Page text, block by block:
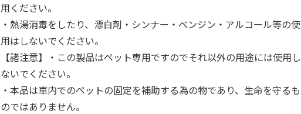
用ください。
・熱湯消毒をしたり、漂白剤・シンナー・ベンジン・アルコール等の使
用はしないでください。
【諸注意】・この製品はペット専用ですのでそれ以外の用途には使用し
ないでください。
・本品は車内でのペットの固定を補助する為の物であり、生命を守るも
のではありません。